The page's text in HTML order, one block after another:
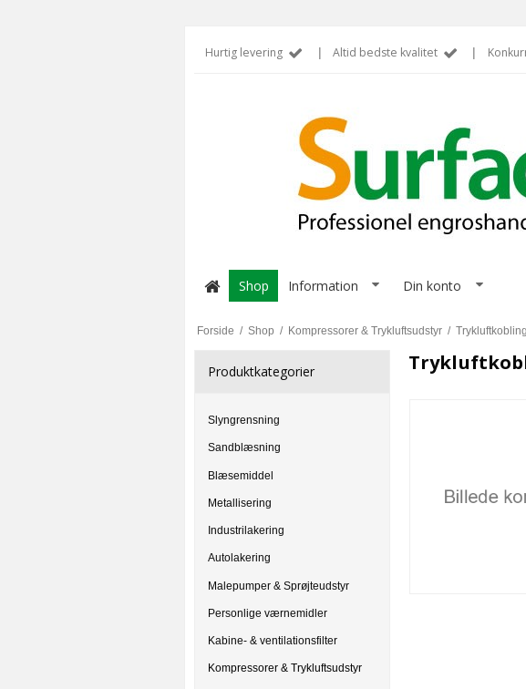
Hurtig levering | Altid bedste kvalitet |
Shop Information Din konto
Forside / Shop / Kompressorer & Trykluftsudstyr /
Produktkategorier
Slyngrensning
Sandblæsning
Blæsemiddel
Metallisering
Industrilakering
Autolakering
Malepumper & Sprøjteudstyr
Personlige værnemidler
Kabine- & ventilationsfilter
Kompressorer & Trykluftsudstyr